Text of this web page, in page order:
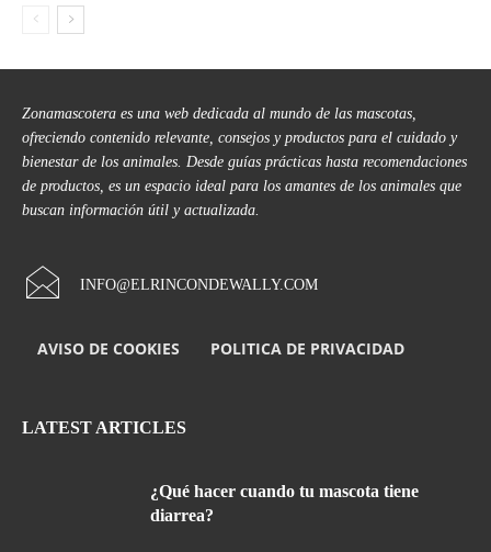
Zonamascotera es una web dedicada al mundo de las mascotas,
ofreciendo contenido relevante, consejos y productos para el cuidado y
bienestar de los animales. Desde guías prácticas hasta recomendaciones
de productos, es un espacio ideal para los amantes de los animales que
buscan información útil y actualizada.
INFO@ELRINCONDEWALLY.COM
AVISO DE COOKIES POLITICA DE PRIVACIDAD
LATEST ARTICLES
¿Qué hacer cuando tu mascota tiene
diarrea?